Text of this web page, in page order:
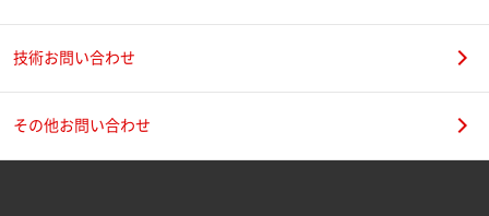
技術お問い合わせ
その他お問い合わせ